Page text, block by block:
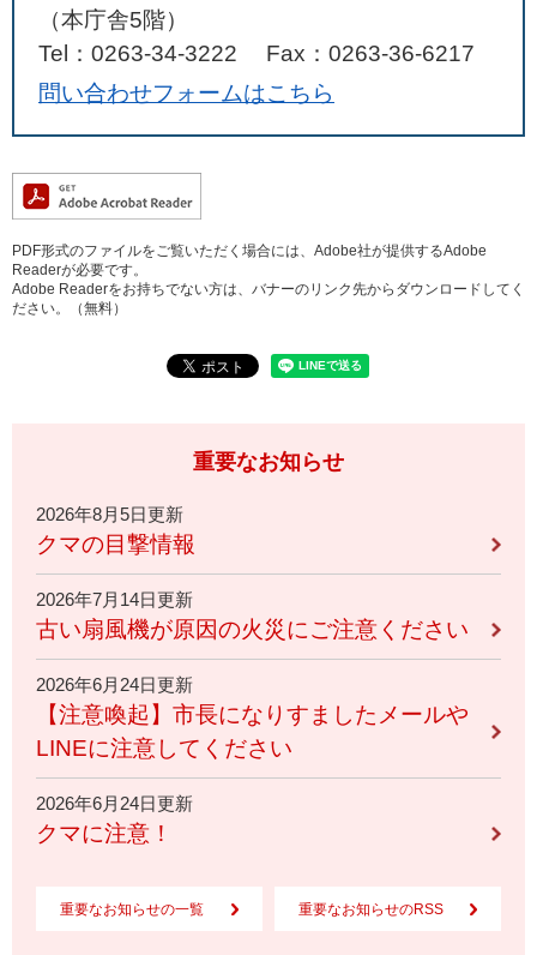
（本庁舎5階）
Tel：0263-34-3222
Fax：0263-36-6217
問い合わせフォームはこちら
PDF形式のファイルをご覧いただく場合には、Adobe社が提供するAdobe
Readerが必要です。
Adobe Readerをお持ちでない方は、バナーのリンク先からダウンロードしてく
ださい。（無料）
重要なお知らせ
2026年8月5日更新
クマの目撃情報
2026年7月14日更新
古い扇風機が原因の火災にご注意ください
2026年6月24日更新
【注意喚起】市長になりすましたメールや
LINEに注意してください
2026年6月24日更新
クマに注意！
重要なお知らせの一覧 重要なお知らせのRSS